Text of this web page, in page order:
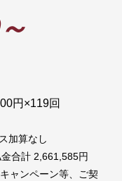
円×119回
加算なし
合計 2,661,585円
ャンペーン等、ご契